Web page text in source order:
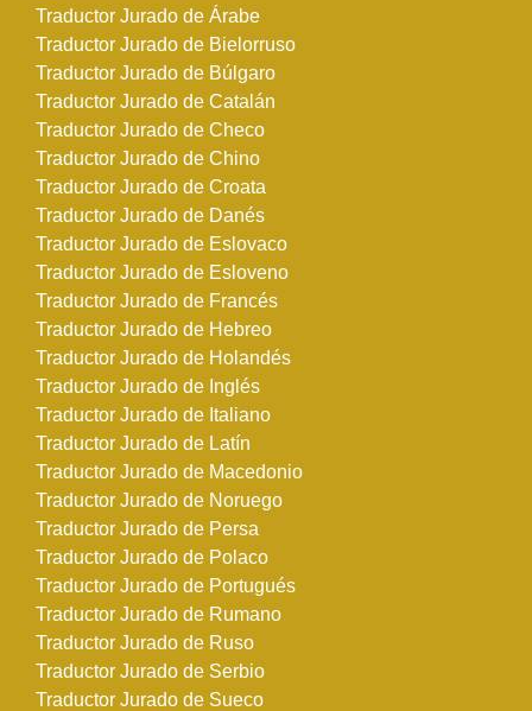
Traductor Jurado de Árabe
Traductor Jurado de Bielorruso
Traductor Jurado de Búlgaro
Traductor Jurado de Catalán
Traductor Jurado de Checo
Traductor Jurado de Chino
Traductor Jurado de Croata
Traductor Jurado de Danés
Traductor Jurado de Eslovaco
Traductor Jurado de Esloveno
Traductor Jurado de Francés
Traductor Jurado de Hebreo
Traductor Jurado de Holandés
Traductor Jurado de Inglés
Traductor Jurado de Italiano
Traductor Jurado de Latín
Traductor Jurado de Macedonio
Traductor Jurado de Noruego
Traductor Jurado de Persa
Traductor Jurado de Polaco
Traductor Jurado de Portugués
Traductor Jurado de Rumano
Traductor Jurado de Ruso
Traductor Jurado de Serbio
Traductor Jurado de Sueco